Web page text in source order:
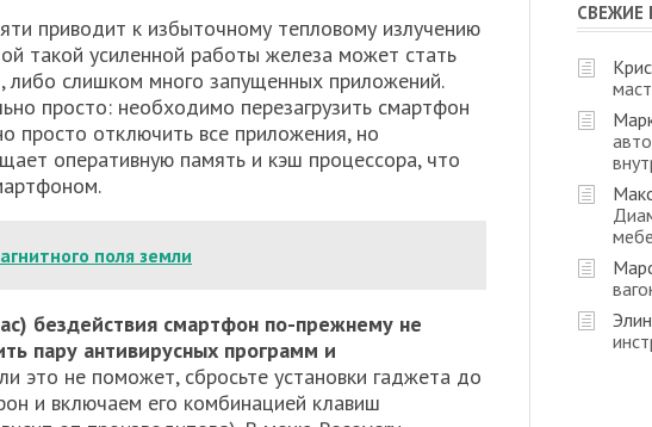
приводит к избыточному тепловому излучению
такой усиленной работы железа может стать
либо слишком много запущенных приложений.
просто: необходимо перезагрузить смартфон
просто отключить все приложения, но
оперативную память и кэш процессора, что
поля земли
бездействия смартфон по-прежнему не
пару антивирусных программ и
это не поможет, сбросьте установки гаджета до
и включаем его комбинацией клавиш
СВЕЖИЕ